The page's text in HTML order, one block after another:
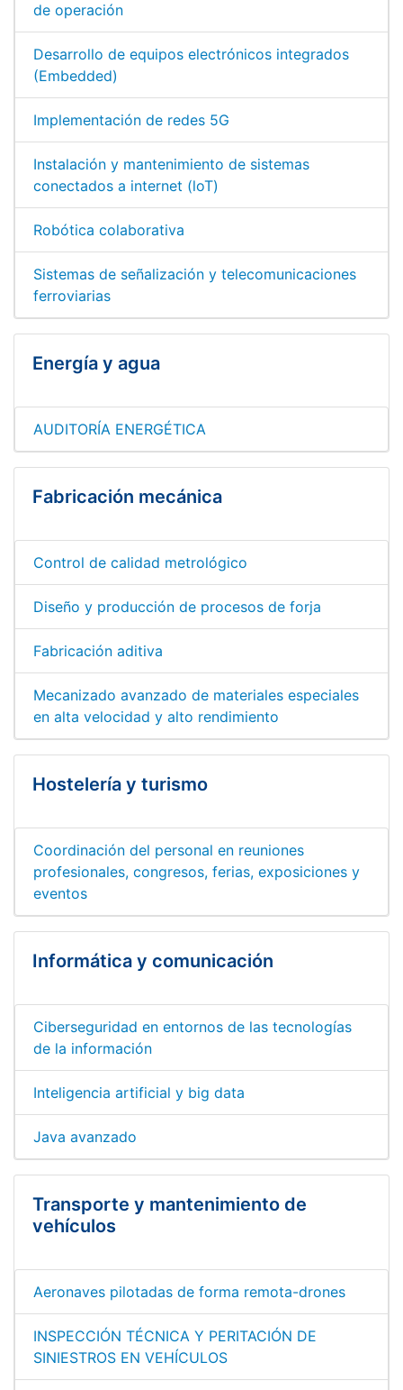
de operación
Desarrollo de equipos electrónicos integrados
(Embedded)
Implementación de redes 5G
Instalación y mantenimiento de sistemas
conectados a internet (loT)
Robótica colaborativa
Sistemas de señalización y telecomunicaciones
ferroviarias
Energía y agua
AUDITORÍA ENERGÉTICA
Fabricación mecánica
Control de calidad metrológico
Diseño y producción de procesos de forja
Fabricación aditiva
Mecanizado avanzado de materiales especiales
en alta velocidad y alto rendimiento
Hostelería y turismo
Coordinación del personal en reuniones
profesionales, congresos, ferias, exposiciones y
eventos
Informática y comunicación
Ciberseguridad en entornos de las tecnologías
de la información
Inteligencia artificial y big data
Java avanzado
Transporte y mantenimiento de
vehículos
Aeronaves pilotadas de forma remota-drones
INSPECCIÓN TÉCNICA Y PERITACIÓN DE
SINIESTROS EN VEHÍCULOS